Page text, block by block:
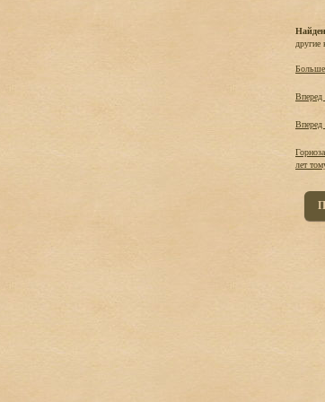
другие
Больше
Вперед
Вперед
лет